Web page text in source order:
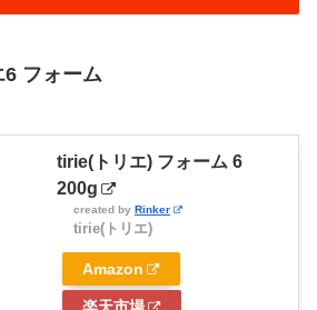
6 フォーム
tirie(トリエ) フォーム 6
200g
created by Rinker
tirie(トリエ)
Amazon
楽天市場